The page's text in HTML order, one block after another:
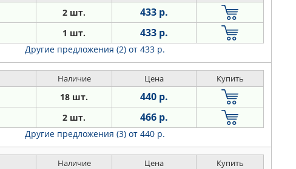
2 шт. 433 р.
1 шт. 433 р.
Другие предложения (2) от 433 р.
Наличие Цена Купить
18 шт. 440 р.
2 шт. 466 р.
Другие предложения (3) от 440 р.
Наличие Цена Купить